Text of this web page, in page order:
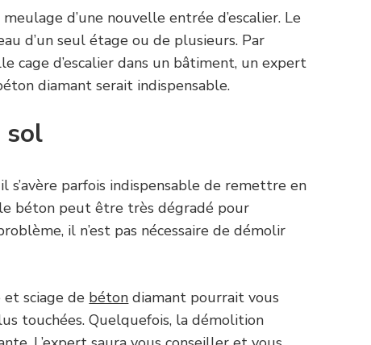
d’une nouvelle entrée d’escalier. Le
d’un seul étage ou de plusieurs. Par
cage d’escalier dans un bâtiment, un expert
diamant serait indispensable.
sol
s’avère parfois indispensable de remettre en
béton peut être très dégradé pour
il n’est pas nécessaire de démolir
sciage de béton diamant pourrait vous
touchées. Quelquefois, la démolition